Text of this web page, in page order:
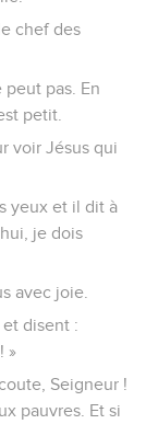
chef des
pas. En
petit.
voir Jésus qui
yeux et il dit à
je dois
avec joie.
disent :
»
Seigneur !
pauvres. Et si